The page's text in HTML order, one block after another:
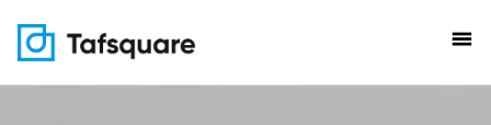
menu